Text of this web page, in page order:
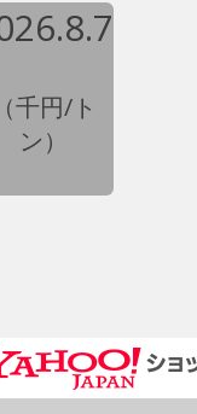
（千円/ト
ン）